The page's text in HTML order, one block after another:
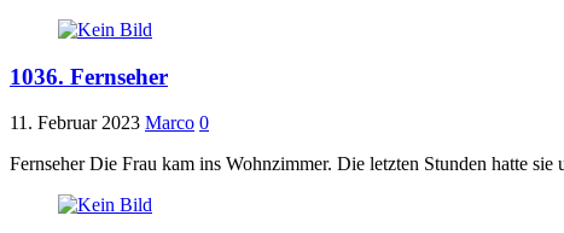
1036. Fernseher
11. Februar 2023 Marco 0
Fernseher Die Frau kam ins Wohnzimmer. Die letzten Stunden hatte